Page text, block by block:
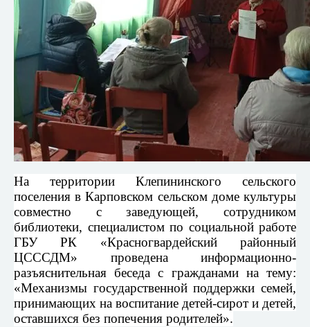
На территории Клепининского сельского
поселения в Карповском сельском доме культуры
совместно с заведующей, сотрудником
библиотеки, специалистом по социальной работе
ГБУ РК «Красногвардейский районный
ЦСССДМ» проведена информационно-
разъяснительная беседа с гражданами на тему:
«Механизмы государственной поддержки семей,
принимающих на воспитание детей-сирот и детей,
оставшихся без попечения родителей».